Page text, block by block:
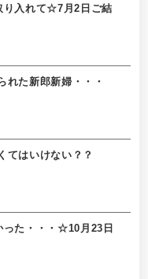
り入れて☆7月2日ご結
れた新郎新婦・・・
てはいけない？？
った・・・☆10月23日